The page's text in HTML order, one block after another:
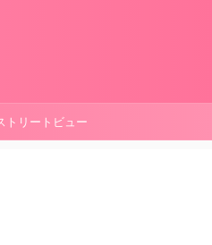
トリートビュー